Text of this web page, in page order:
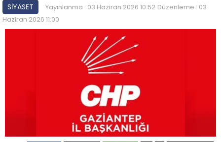
SİYASET Yayınlanma : 03 Haziran 2026 10:52 Düzenleme : 03
Haziran 2026 11:00